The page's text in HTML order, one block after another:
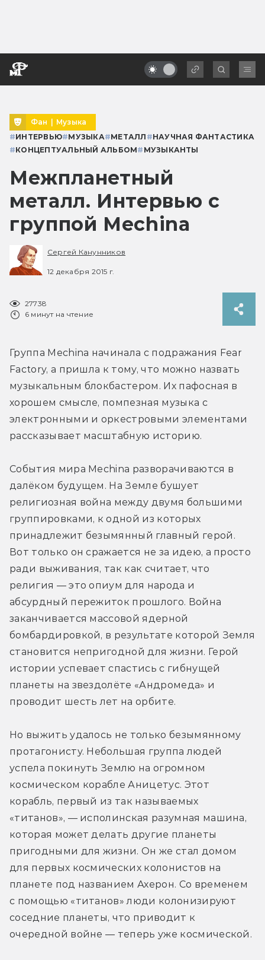
Фан | Музыка
#ИНТЕРВЬЮ#МУЗЫКА#МЕТАЛЛ #НАУЧНАЯ ФАНТАСТИКА
#КОНЦЕПТУАЛЬНЫЙ АЛЬБОМ# МУЗЫКАНТЫ
Межпланетный
металл. Интервью с
группой Mechina
Сергей Канунников
12 декабря 2015 г.
27738
6 минут на чтение
Группа Mechina начинала с подражания Fear
Factory, а пришла к тому, что можно назвать
музыкальным блокбастером. Их пафосная в
хорошем смысле, помпезная музыка с
электронными и оркестровыми элементами
рассказывает масштабную историю.
События мира Mechina разворачиваются в
далёком будущем. На Земле бушует
религиозная война между двумя большими
группировками, к одной из которых
принадлежит безымянный главный герой.
Вот только он сражается не за идею, а просто
ради выживания, так как считает, что
религия — это опиум для народа и
абсурдный пережиток прошлого. Война
заканчивается массовой ядерной
бомбардировкой, в результате которой Земля
становится непригодной для жизни. Герой
истории успевает спастись с гибнущей
планеты на звездолёте «Андромеда» и
проводит шесть лет на орбите.
Но выжить удалось не только безымянному
протагонисту. Небольшая группа людей
успела покинуть Землю на огромном
космическом корабле Аницетус. Этот
корабль, первый из так называемых
«титанов», — исполинская разумная машина,
которая может делать другие планеты
пригодными для жизни. Он же стал домом
для первых космических колонистов на
планете под названием Ахерон. Со временем
с помощью «титанов» люди колонизируют
соседние планеты, что приводит к
очередной войне — теперь уже космической.